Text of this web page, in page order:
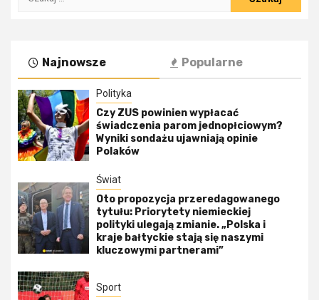
Najnowsze Popularne
Polityka
Czy ZUS powinien wypłacać
świadczenia parom jednopłciowym?
Wyniki sondażu ujawniają opinie
Polaków
Świat
Oto propozycja przeredagowanego
tytułu: Priorytety niemieckiej
polityki ulegają zmianie. „Polska i
kraje bałtyckie stają się naszymi
kluczowymi partnerami”
Sport